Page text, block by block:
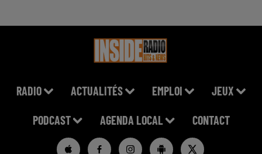
RADIO ACTUALITÉS EMPLOI JEUX
PODCAST AGENDA LOCAL CONTACT